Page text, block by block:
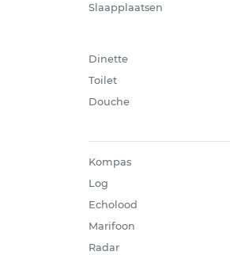
Slaapplaatsen
Dinette
Toilet
Douche
Kompas
Log
Echolood
Marifoon
Radar